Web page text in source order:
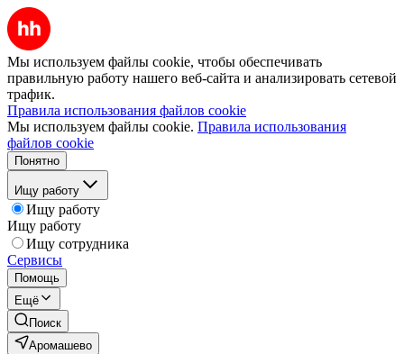
Мы используем файлы cookie, чтобы обеспечивать
правильную работу нашего веб-сайта и анализировать сетевой
трафик.
Правила использования файлов cookie
Мы используем файлы cookie. Правила использования
файлов cookie
Понятно
Ищу работу
Ищу работу
Ищу работу
Ищу сотрудника
Сервисы
Помощь
Ещё
Поиск
Аромашево